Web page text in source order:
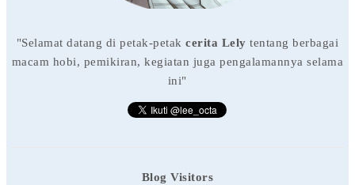
"Selamat datang di petak-petakcerita Lely tentang berbagai
macam hobi, pemikiran, kegiatan juga pengalamannya selama
ini"
Blog Visitors